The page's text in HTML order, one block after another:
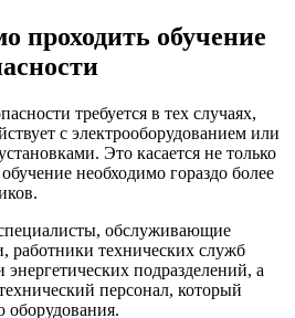
проходить обучение
требуется в тех случаях,
с электрооборудованием или
Это касается не только
необходимо гораздо более
обслуживающие
работники технических служб
подразделений, а
персонал, который
оборудования.